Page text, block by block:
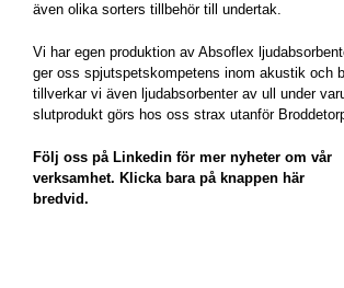
även olika sorters tillbehör till undertak.
Vi har egen produktion av Absoflex
ger oss spjutspetskompetens inom akustik och
tillverkar vi även ljudabsorbenter av ull under
slutprodukt görs hos oss strax utanför
Följ oss på Linkedin för mer nyheter om vår
verksamhet. Klicka bara på knappen här
bredvid.